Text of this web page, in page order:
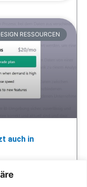
RESSOURCEN
auch in